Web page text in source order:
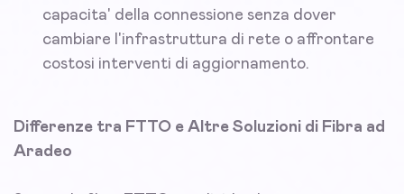
capacita' della connessione senza dover
cambiare l'infrastruttura di rete o affrontare
costosi interventi di aggiornamento.
Differenze tra FTTO e Altre Soluzioni di Fibra ad
Aradeo